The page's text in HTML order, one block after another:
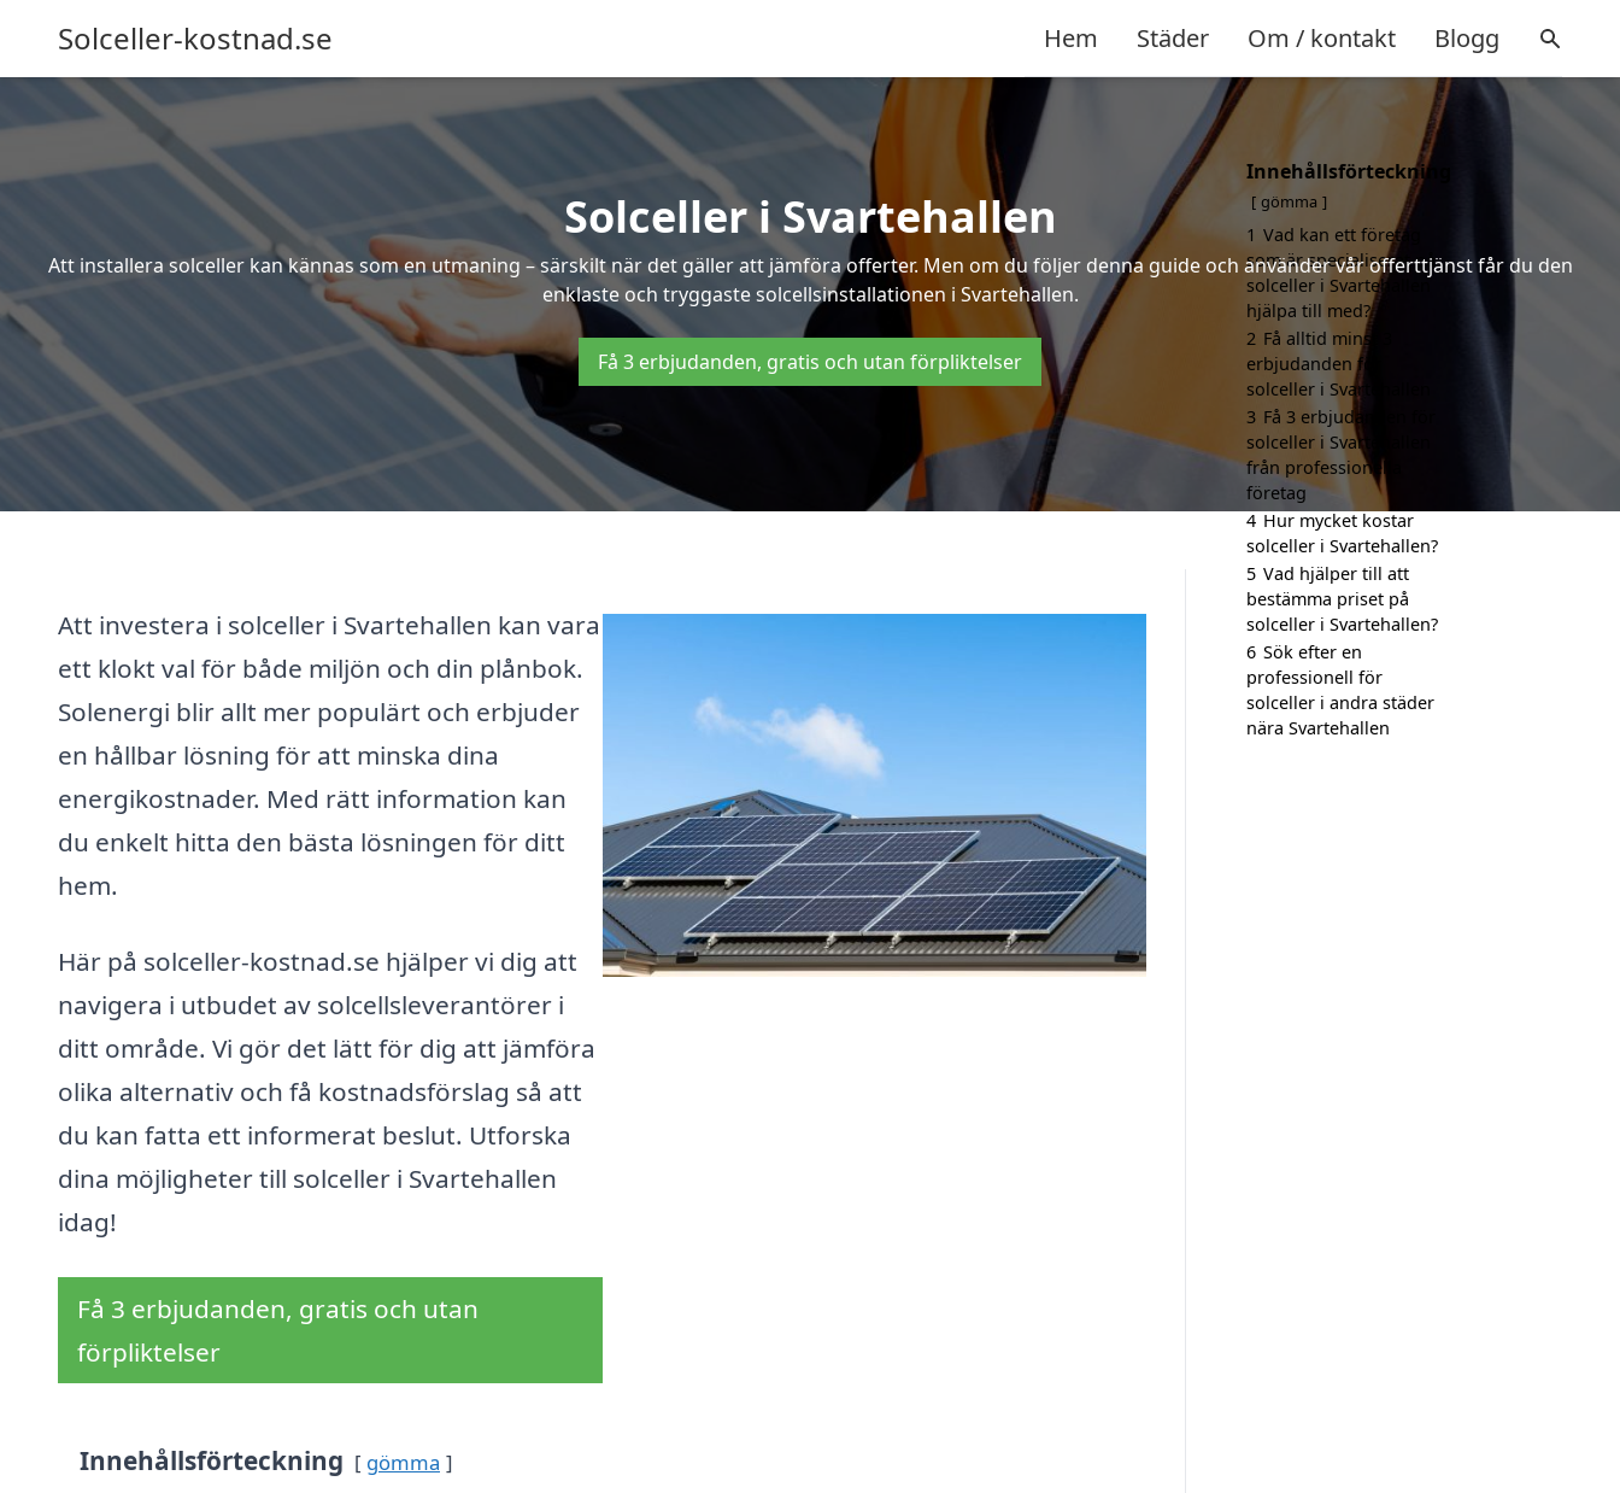
Solceller-kostnad.se Hem Städer Om / kontakt Blogg
Solceller i Svartehallen
Att installera solceller kan kännas som en utmaning – särskilt när det gäller att jämföra offerter. Men om du följer denna guide och använder vår offerttjänst får du den
enklaste och tryggaste solcellsinstallationen i Svartehallen.
Få 3 erbjudanden, gratis och utan förpliktelser
Att investera i solceller i Svartehallen kan vara
ett klokt val för både miljön och din plånbok.
Solenergi blir allt mer populärt och erbjuder
en hållbar lösning för att minska dina
energikostnader. Med rätt information kan
du enkelt hitta den bästa lösningen för ditt
hem.
Här på solceller-kostnad.se hjälper vi dig att
navigera i utbudet av solcellsleverantörer i
ditt område. Vi gör det lätt för dig att jämföra
olika alternativ och få kostnadsförslag så att
du kan fatta ett informerat beslut. Utforska
dina möjligheter till solceller i Svartehallen
idag!
Få 3 erbjudanden, gratis och utan
förpliktelser
Innehållsförteckning gömma
Innehållsförteckning
gömma
1 Vad kan ett företag
som är specialiserat på
solceller i Svartehallen
hjälpa till med?
2 Få alltid minst 3
erbjudanden för
solceller i Svartehallen
3 Få 3 erbjudanden för
solceller i Svartehallen
från professionella
företag
4 Hur mycket kostar
solceller i Svartehallen?
5 Vad hjälper till att
bestämma priset på
solceller i Svartehallen?
6 Sök efter en
professionell för
solceller i andra städer
nära Svartehallen